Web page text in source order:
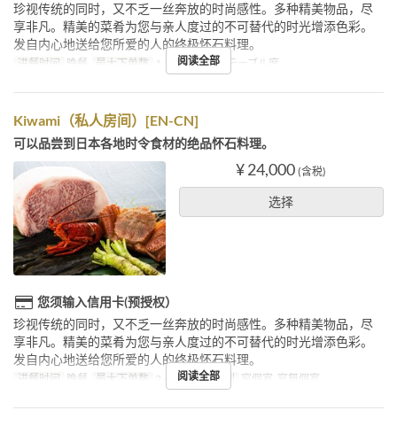
珍视传统的同时，又不乏一丝奔放的时尚感性。多种精美物品，尽
享非凡。精美的菜肴为您与亲人度过的不可替代的时光增添色彩。
发自内心地送给您所爱的人的终极怀石料理。
进餐时间 晚餐 最大下单数 1 ~ 座位类别 テーブル席
阅读全部
Kiwami（私人房间）[EN-CN]
可以品尝到日本各地时令食材的绝品怀石料理。
¥ 24,000 (含税)
选择
您须输入信用卡(预授权）
珍视传统的同时，又不乏一丝奔放的时尚感性。多种精美物品，尽
享非凡。精美的菜肴为您与亲人度过的不可替代的时光增添色彩。
发自内心地送给您所爱的人的终极怀石料理。
进餐时间 晚餐 最大下单数 2 ~ 20 座位类别 窓個室, 窓無個室
阅读全部